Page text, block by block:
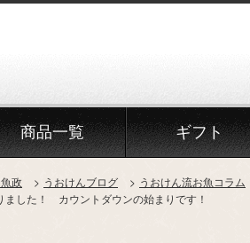
商品一覧 ギフト
政 うおけんブログ うおけん流お魚コラム
した！ カウントダウンの始まりです！